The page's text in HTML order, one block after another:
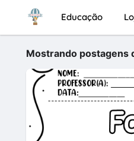
Educação
Mostrando postagens